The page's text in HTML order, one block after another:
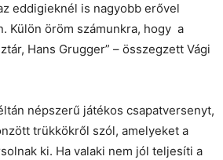
eddigieknél is nagyobb erővel
Külön öröm számunkra, hogy a
Hans Grugger” – összegzett Vági
népszerű játékos csapatversenyt,
trükkökről szól, amelyeket a
ki. Ha valaki nem jól teljesíti a